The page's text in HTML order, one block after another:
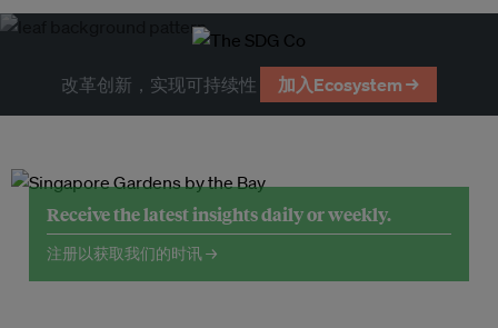
改革创新，实现可持续性 加入Ecosystem →
Receive the latest insights daily or weekly.
注册以获取我们的时讯 →